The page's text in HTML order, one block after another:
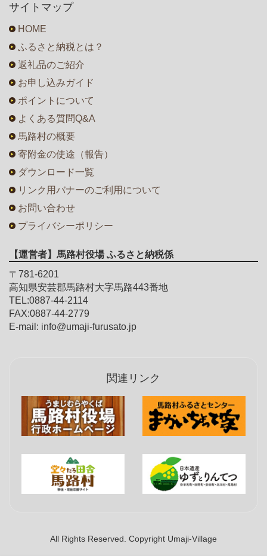
サイトマップ
HOME
ふるさと納税とは？
返礼品のご紹介
お申し込みガイド
ポイントについて
よくある質問Q&A
馬路村の概要
寄附金の使途（報告）
ダウンロード一覧
リンク用バナーのご利用について
お問い合わせ
プライバシーポリシー
【運営者】馬路村役場 ふるさと納税係
〒781-6201
高知県安芸郡馬路村大字馬路443番地
TEL:0887-44-2114
FAX:0887-44-2779
E-mail: info@umaji-furusato.jp
関連リンク
All Rights Reserved. Copyright Umaji-Village